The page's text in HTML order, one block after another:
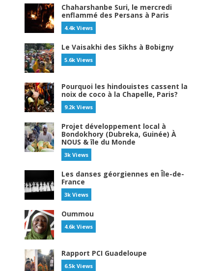
Chaharshanbe Suri, le mercredi
enflammé des Persans à Paris
4.4k Views
Le Vaisakhi des Sikhs à Bobigny
5.6k Views
Pourquoi les hindouistes cassent la
noix de coco à la Chapelle, Paris?
9.2k Views
Projet développement local à
Bondokhory (Dubreka, Guinée) À
NOUS & île du Monde
3k Views
Les danses géorgiennes en Île-de-
France
3k Views
Oummou
4.6k Views
Rapport PCI Guadeloupe
6.5k Views